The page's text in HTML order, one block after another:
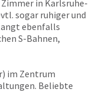
in Karlsruhe-
sogar ruhiger und
ebenfalls
S-Bahnen,
im Zentrum
Beliebte